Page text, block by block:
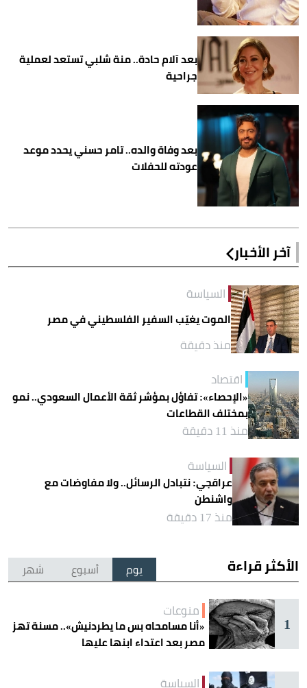
بعد آلام حادة.. منة شلبي تستعد لعملية
جراحية
بعد وفاة والده.. تامر حسني يحدد موعد
عودته للحفلات
آخر الأخبار
السياسة
الموت يغيّب السفير الفلسطيني في مصر
منذ دقيقة
اقتصاد
«الإحصاء»: تفاؤل بمؤشر ثقة الأعمال السعودي.. نمو
بمختلف القطاعات
منذ 11 دقيقة
السياسة
عراقجي: نتبادل الرسائل.. ولا مفاوضات مع
واشنطن
منذ 17 دقيقة
الأكثر قراءة يوم أسبوع شهر
1
منوعات
«أنا مسامحاه بس ما يطردنيش».. مسنة تهز
مصر بعد اعتداء ابنها عليها
السياسة